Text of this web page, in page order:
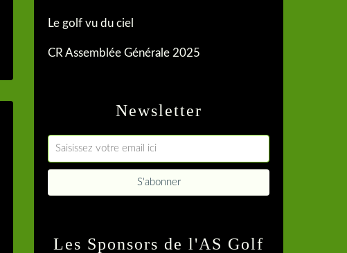
Newsletter
Le golf vu du ciel
CR Assemblée Générale 2025
Les Sponsors de l'AS Golf